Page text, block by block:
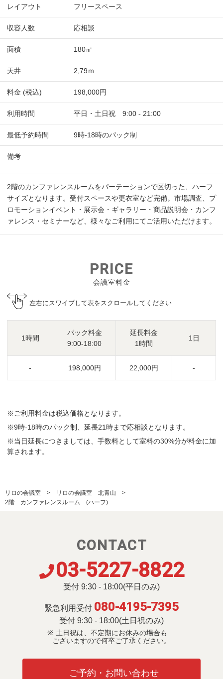
レイアウト フリースペース
収容人数 応相談
面積 180㎡
天井 2,79ｍ
料金 (税込) 198,000円
利用時間 平日・土日祝 9:00 - 21:00
最低予約時間 9時-18時のパック制
備考
2階のカンファレンスルームをパーテーションで区切った、ハーフ
サイズとなります。受付スペースや更衣室など完備。市場調査、プ
ロモーションイベント・展示会・ギャラリー・商品説明会・カンフ
ァレンス・セミナーなど、様々なご利用にてご活用いただけます。
PRICE
会議室料金
左右にスワイプして表をスクロールしてください
1時間
パック料金
9:00-18:00
延長料金
1時間
1日
- 198,000円 22,000円 -
※ご利用料金は税込価格となります。
※9時-18時のパック制、延長21時まで応相談となります。
※当日延長につきましては、手数料として室料の30%分が料金に加
算されます。
リロの会議室
リロの会議室 北青山
2階 カンファレンスルーム (ハーフ)
CONTACT
03-5227-8822
受付 9:30 - 18:00(平日のみ)
緊急利用受付 080-4195-7395
受付 9:30 - 18:00(土日祝のみ)
土日祝は、不定期にお休みの場合も
ございますので何卒ご了承ください。
ご予約・お問い合わせ